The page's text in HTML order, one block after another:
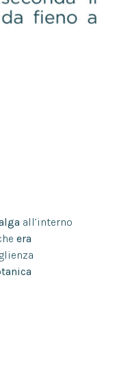
all’interno
era